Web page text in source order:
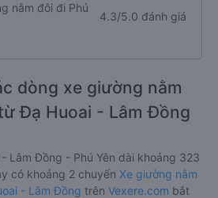
nằm đôi đi Phú
4.3/5.0 đánh giá
dòng xe giường nằm
Đạ Huoai - Lâm Đồng
Lâm Đồng - Phú Yên dài khoảng 323
có khoảng 2 chuyến Xe giường nằm
- Lâm Đồng trên Vexere.com bắt